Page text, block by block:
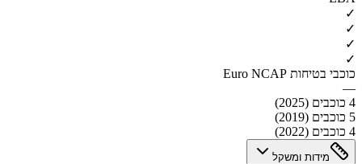
✓
✓
✓
✓
כוכבי בטיחות Euro NCAP
—
4 כוכבים (2025)
5 כוכבים (2019)
4 כוכבים (2022)
מידות ומשקל